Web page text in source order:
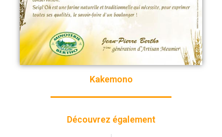
Kakemono
Découvrez également